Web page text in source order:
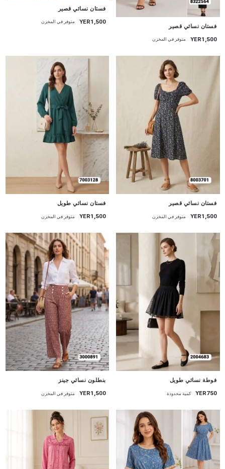
فستان نسائي قصير
YER1,500 متوفر في المخزن
فستان نسائي قصير
YER1,500 متوفر في المخزن
فستان نسائي قصير
YER1,500 متوفر في المخزن
فستان نسائي طويل
YER1,500 متوفر في المخزن
جديد
فوطة نسائي طويل
YER750 كمية محدودة
جديد
بنطلون نسائي جينز
YER1,500 متوفر في المخزن